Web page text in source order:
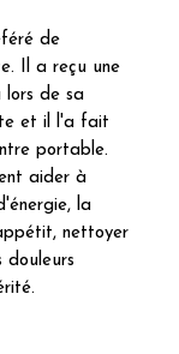
de
Il a reçu une
lors de sa
et il l'a fait
portable.
aider à
la
nettoyer
douleurs